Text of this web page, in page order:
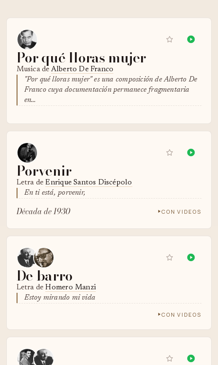
Por qué lloras mujer
Musica de Alberto De Franco
"Por qué lloras mujer" es una composición de Alberto De
Franco cuya documentación permanece fragmentaria
en…
Porvenir
Letra deEnrique Santos Discépolo
En ti está, porvenir,
Década de 1930 CON VIDEOS
De barro
Letra deHomero Manzi
Estoy mirando mi vida
CON VIDEOS